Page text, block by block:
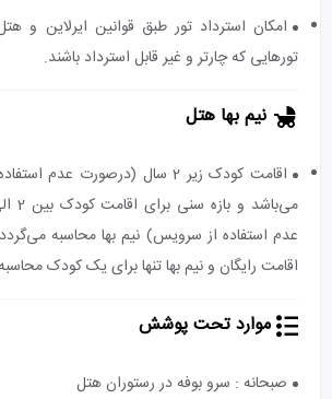
امکان استرداد تور طبق قوانین ایرلاین و
تورهایی که چارتر و غیر قابل استرداد باشند.
نیم بها هتل
اقامت کودک زیر 2 سال (درصورت
عدم استفاده از سرویس) نیم بها محاسبه
اقامت رایگان و نیم بها تنها برای یک کودک
موارد تحت پوشش
صبحانه : سرو بوفه در رستوران هتل